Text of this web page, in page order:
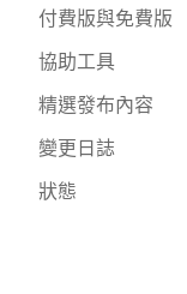
付費版與免費版
協助工具
精選發布內容
變更日誌
狀態